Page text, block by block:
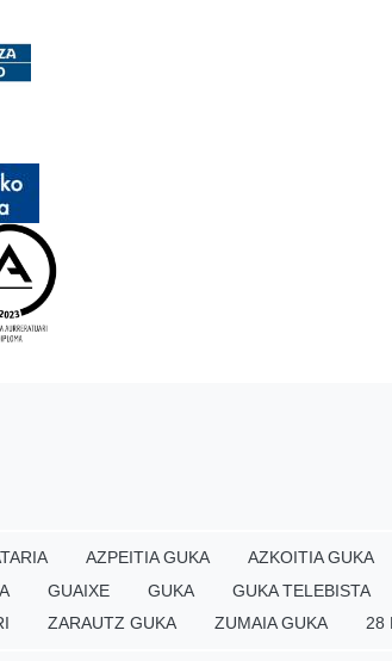
AZPEITIA GUKA AZKOITIA GUKA
GUAIXE GUKA GUKA TELEBISTA
ZARAUTZ GUKA ZUMAIA GUKA 28